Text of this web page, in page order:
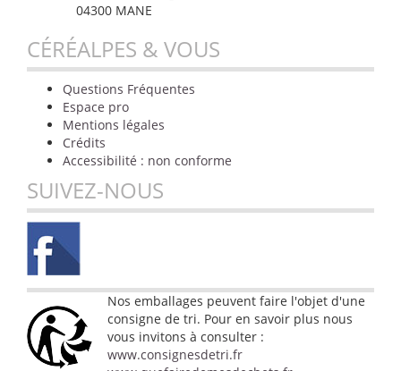
04300 MANE
CÉRÉALPES & VOUS
Questions Fréquentes
Espace pro
Mentions légales
Crédits
Accessibilité : non conforme
SUIVEZ-NOUS
Nos emballages peuvent faire l'objet d'une
consigne de tri. Pour en savoir plus nous
vous invitons à consulter :
www.consignesdetri.fr